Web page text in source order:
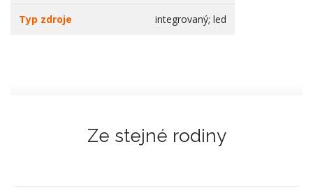
Typ zdroje integrovaný; led
Ze stejné rodiny